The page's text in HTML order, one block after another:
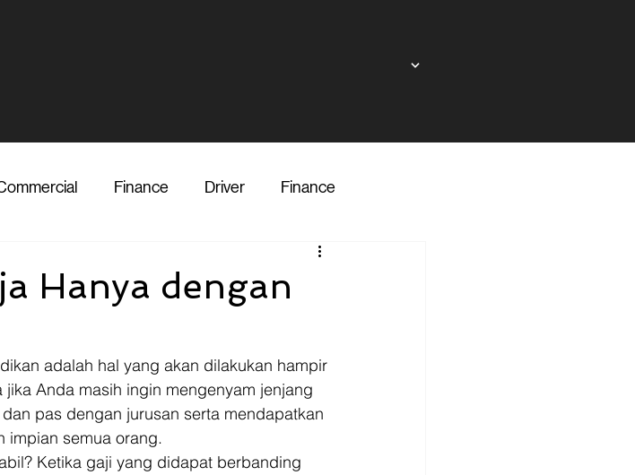
Finance Driver Finance
Hanya dengan
adalah hal yang akan dilakukan hampir
Anda masih ingin mengenyam jenjang
pas dengan jurusan serta mendapatkan
impian semua orang.
Ketika gaji yang didapat berbanding